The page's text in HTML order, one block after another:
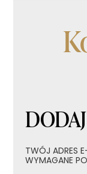
TWÓJ ADRES
WYMAGANE